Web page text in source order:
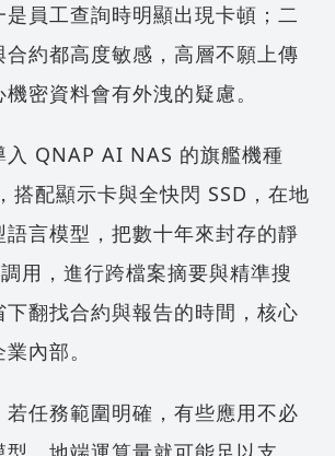
員工查詢時明顯出現卡頓；二
合約都高度敏感，高層不願上傳
密資料會有外洩的疑慮。
入 QNAP AI NAS 的旗艦機種
搭配顯示卡與全快閃 SSD，在地
言模型，把數十年來封存的靜
用，進行跨檔案摘要與精準搜
翻找合約與報告的時間，核心
內部。
任務範圍明確，有些應用不必